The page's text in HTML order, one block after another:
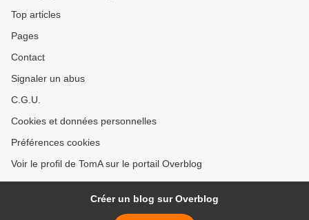
Top articles
Pages
Contact
Signaler un abus
C.G.U.
Cookies et données personnelles
Préférences cookies
Voir le profil de TomA sur le portail Overblog
Créer un blog sur Overblog